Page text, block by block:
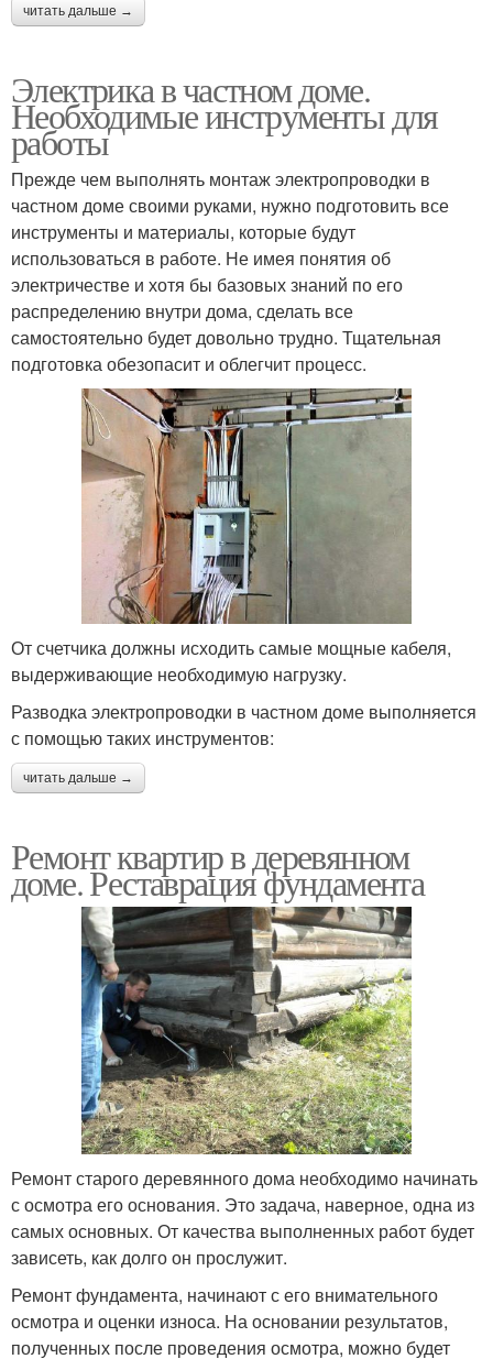
читать дальше →
Электрика в частном доме.
Необходимые инструменты для
работы
Прежде чем выполнять монтаж электропроводки в
частном доме своими руками, нужно подготовить все
инструменты и материалы, которые будут
использоваться в работе. Не имея понятия об
электричестве и хотя бы базовых знаний по его
распределению внутри дома, сделать все
самостоятельно будет довольно трудно. Тщательная
подготовка обезопасит и облегчит процесс.
От счетчика должны исходить самые мощные кабеля,
выдерживающие необходимую нагрузку.
Разводка электропроводки в частном доме выполняется
с помощью таких инструментов:
читать дальше →
Ремонт квартир в деревянном
доме. Реставрация фундамента
Ремонт старого деревянного дома необходимо начинать
с осмотра его основания. Это задача, наверное, одна из
самых основных. От качества выполненных работ будет
зависеть, как долго он прослужит.
Ремонт фундамента, начинают с его внимательного
осмотра и оценки износа. На основании результатов,
полученных после проведения осмотра, можно будет